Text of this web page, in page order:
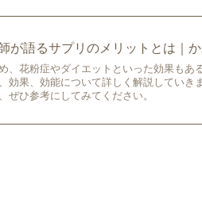
が語るサプリのメリットとは｜
、花粉症やダイエットといった効果もあ
効果、効能について詳しく解説していき
ぜひ参考にしてみてください。